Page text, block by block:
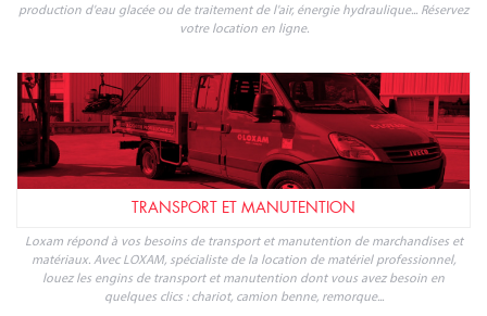
production d'eau glacée ou de traitement de l'air, énergie hydraulique... Réservez
votre location en ligne.
TRANSPORT ET MANUTENTION
Loxam répond à vos besoins de transport et manutention de marchandises et
matériaux. Avec LOXAM, spécialiste de la location de matériel professionnel,
louez les engins de transport et manutention dont vous avez besoin en
quelques clics : chariot, camion benne, remorque...